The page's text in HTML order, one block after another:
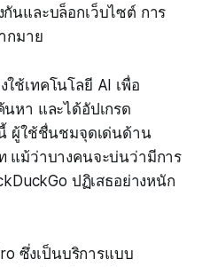
นและบล็อกเว็บไซต์ การ
กมาย
ใช้เทคโนโลยี AI เพื่อ
หา และได้อัปเกรด
ผู้ใช้ชื่นชมจุดเด่นด้าน
แม้ว่าบางคนจะบ่นว่ามีการ
ปฏิเสธอย่างหนัก
ซึ่งเป็นบริการแบบ